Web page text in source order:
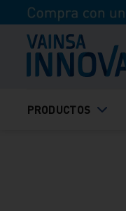
PRODUCTOS